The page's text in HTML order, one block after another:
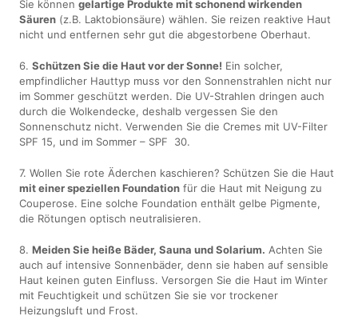
Sie könnengelartige Produkte mit schonend wirkenden
Säuren (z.B. Laktobionsäure) wählen. Sie reizen reaktive Haut
nicht und entfernen sehr gut die abgestorbene Oberhaut.
6.Schützen Sie die Haut vor der Sonne! Ein solcher,
empfindlicher Hauttyp muss vor den Sonnenstrahlen nicht nur
im Sommer geschützt werden. Die UV-Strahlen dringen auch
durch die Wolkendecke, deshalb vergessen Sie den
Sonnenschutz nicht. Verwenden Sie die Cremes mit UV-Filter
SPF 15, und im Sommer – SPF 30.
7. Wollen Sie rote Äderchen kaschieren? Schützen Sie die Haut
mit einer speziellen Foundation für die Haut mit Neigung zu
Couperose. Eine solche Foundation enthält gelbe Pigmente,
die Rötungen optisch neutralisieren.
8.Meiden Sie heiße Bäder, Sauna und Solarium. Achten Sie
auch auf intensive Sonnenbäder, denn sie haben auf sensible
Haut keinen guten Einfluss. Versorgen Sie die Haut im Winter
mit Feuchtigkeit und schützen Sie sie vor trockener
Heizungsluft und Frost.